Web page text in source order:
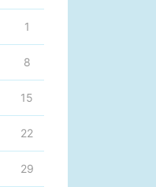
1
8
15
22
29